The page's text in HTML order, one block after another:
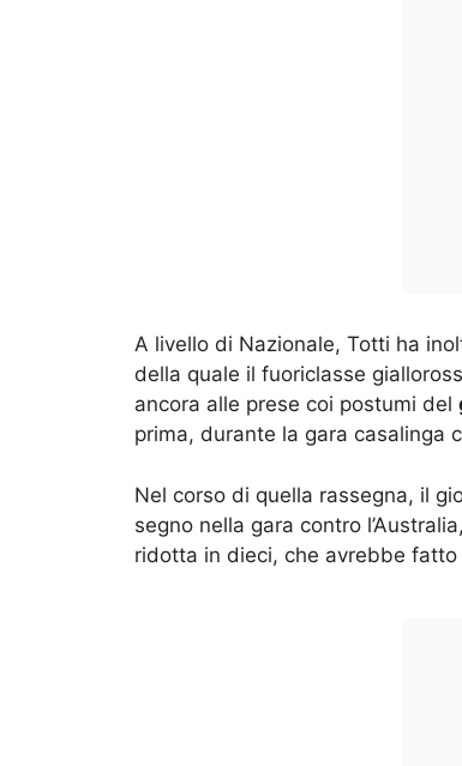
A livello di Nazionale, Totti ha
della quale il fuoriclasse
ancora alle prese coi postumi del
prima, durante la gara casalinga
Nel corso di quella rassegna, il
segno nella gara contro
ridotta in dieci, che avrebbe fatto